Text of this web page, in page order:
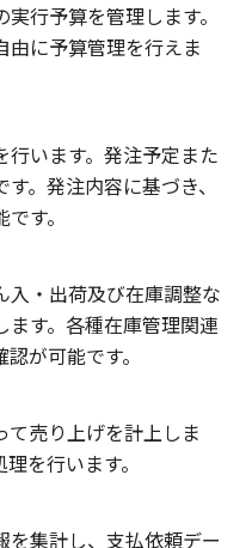
行予算を管理します。
由に予算管理を行えま
います。発注予定また
。発注内容に基づき、
す。
入・出荷及び在庫調整な
ます。各種在庫管理関連
が可能です。
売り上げを計上しま
を行います。
集計し、支払依頼デー